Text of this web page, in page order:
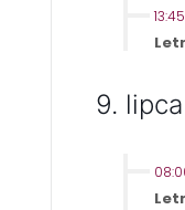
13:45
9.